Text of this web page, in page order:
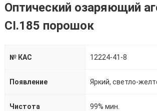
Оптический озаряющий
CI.185 порошок
№ КАС 12224-41-8
Появление
Чистота 99% мин.